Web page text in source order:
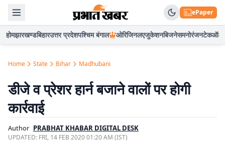
ePaper
होमझारखण्डबिहारउत्तर प्रदेशपश्चिम बंगाल ओरिजिनलएजुकेशनबिजनेसमनोरंजनटेकऑटो
Home State Bihar Madhubani
डीजे व प्रेशर हार्न बजाने वालों पर होगी
कार्रवाई
Author PRABHAT KHABAR DIGITAL DESK
UPDATED: FRI, 14 FEB 2020 01:20 AM (IST)